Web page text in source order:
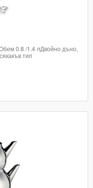
0.8 /1.4 лДвойно дъно,
тип
за бърза